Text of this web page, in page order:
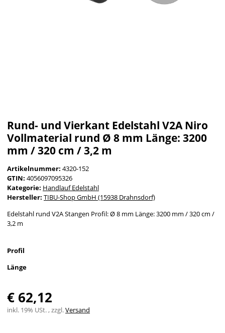
Rund- und Vierkant Edelstahl V2A Niro
Vollmaterial rund Ø 8 mm Länge: 3200
mm / 320 cm / 3,2 m
Artikelnummer: 4320-152
GTIN: 4056097095326
Kategorie: Handlauf Edelstahl
Hersteller: TIBU-Shop GmbH (15938 Drahnsdorf)
Edelstahl rund V2A Stangen Profil: Ø 8 mm Länge: 3200 mm / 320 cm /
3,2 m
Profil
Länge
€ 62,12
inkl. 19% USt. , zzgl.Versand